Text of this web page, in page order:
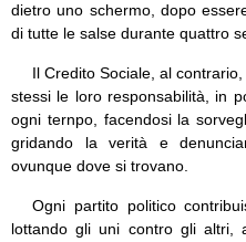
dietro uno schermo, dopo
di tutte le salse durante quattro
Il Credito Sociale, al
stessi le loro responsabilità, in
ogni ternpo, facendosi la
gridando la verità e
ovunque dove si trovano.
Ogni partito politico
lottando gli uni contro gli altri,